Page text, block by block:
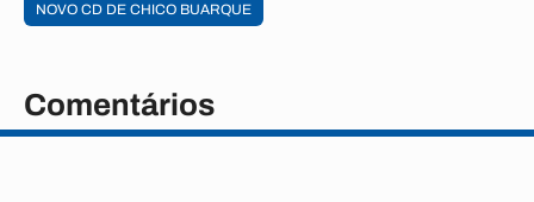
NOVO CD DE CHICO BUARQUE
Comentários